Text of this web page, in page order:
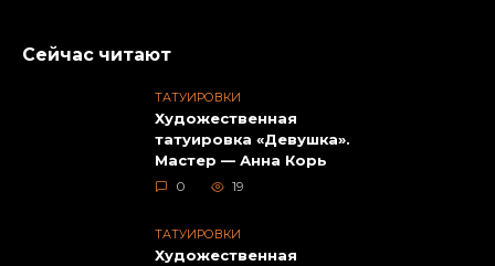
Сейчас читают
ТАТУИРОВКИ
Художественная
татуировка «Девушка».
Мастер — Анна Корь
0 19
ТАТУИРОВКИ
Художественная